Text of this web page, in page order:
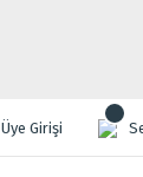
Üye Girişi